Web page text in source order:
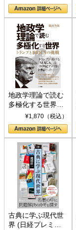
地政学理論で読む
多極化する世界：
トランプとBRICS
の挑戦
¥1,870（税込）
古典に学ぶ現代世
界 (日経プレミア